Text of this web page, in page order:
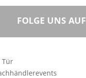
FOLGE UNS AUF
Tür